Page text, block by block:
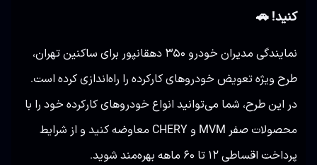
کنید! 🚗
نمایندگی مدیران خودرو ۳۵۰ دهقانپور برای ساکنین تهران،
طرح ویژه تعویض خودروهای کارکرده را راه‌اندازی کرده است.
در این طرح، شما می‌توانید انواع خودروهای کارکرده خود را با
محصولات صفر MVM و CHERY معاوضه کنید و از شرایط
پرداخت اقساطی ۱۲ تا ۶۰ ماهه بهره‌مند شوید.